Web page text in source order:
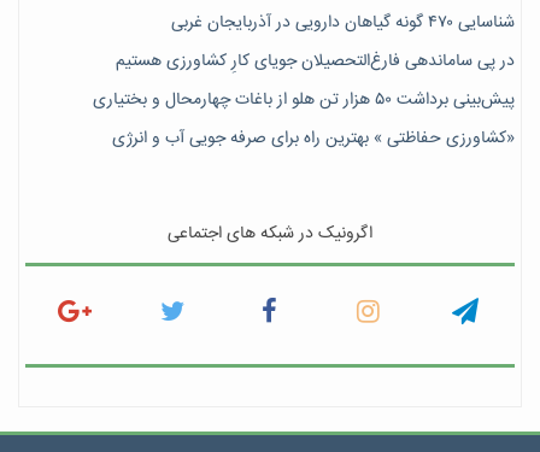
شناسایی ۴۷٠ گونه گیاهان دارویی در آذربایجان غربی
در پی ساماندهی فارغ‌التحصیلان جویای کارِ کشاورزی هستیم
پیش‎‌بینی برداشت ۵۰ هزار تن هلو از باغات چهارمحال و بختیاری
«کشاورزی حفاظتی » بهترین راه برای صرفه جویی آب و انرژی
اگرونیک در شبکه های اجتماعی